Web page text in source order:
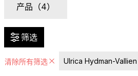
产品（4）
筛选
清除所有筛选 Ulrica Hydman-Vallien